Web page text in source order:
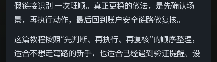
最后复核
假链接识别 一次理顺。真正更稳的做法，是先确认场
景，再执行动作，最后回到账户安全链路做复核。
这篇教程按照“先判断、再执行、再复核”的顺序整理，
适合不想走弯路的新手，也适合已经遇到验证提醒、设